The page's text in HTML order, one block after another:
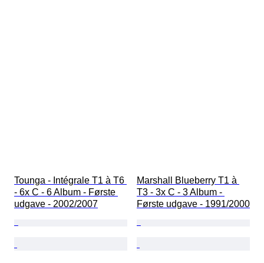
Tounga - Intégrale T1 à T6
- 6x C - 6 Album - Første
udgave - 2002/2007
Marshall Blueberry T1 à
T3 - 3x C - 3 Album -
Første udgave - 1991/2000